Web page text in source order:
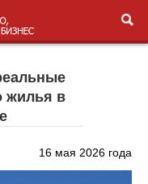
жилья в
16 мая 2026 года